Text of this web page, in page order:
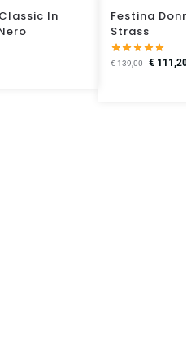
In
Festina
Strass
€139,00 €111,20